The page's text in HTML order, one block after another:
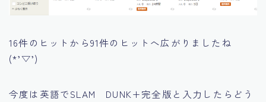
16件のヒットから91件のヒットへ広がりましたね
(*’▽’)
今度は英語でSLAM DUNK+完全版と入力したらどう